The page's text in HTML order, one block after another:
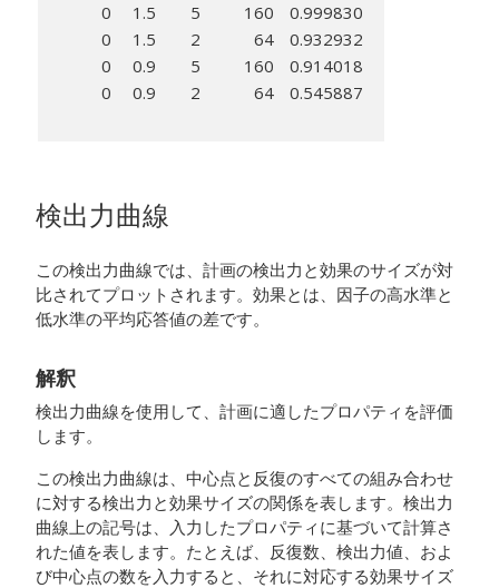
0 1.5 5 160
0.999830
0
1.5 2 64
0.932932
0
0.9 5 160
0.914018
0
0.9 2 64 0.545887
検出力曲線
この検出力曲線では、計画の検出力と効果のサイズが対
比されてプロットされます。効果とは、因子の高水準と
低水準の平均応答値の差です。
解釈
検出力曲線を使用して、計画に適したプロパティを評価
します。
この検出力曲線は、中心点と反復のすべての組み合わせ
に対する検出力と効果サイズの関係を表します。検出力
曲線上の記号は、入力したプロパティに基づいて計算さ
れた値を表します。たとえば、反復数、検出力値、およ
び中心点の数を入力すると、それに対応する効果サイズ